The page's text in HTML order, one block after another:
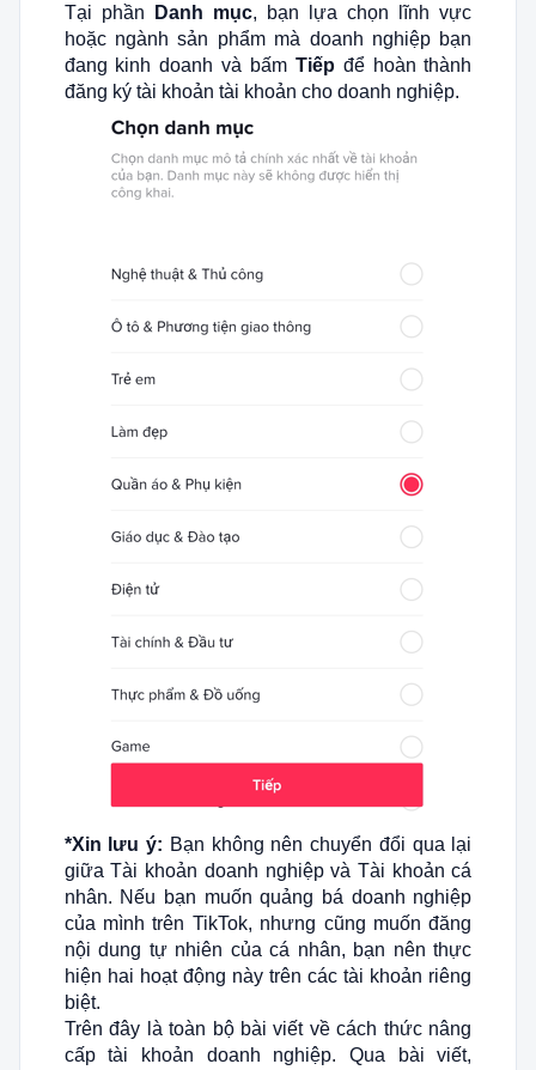
Tại phần
Danh mục, bạn lựa chọn lĩnh vực
hoặc ngành sản phẩm mà doanh nghiệp bạn
đang kinh doanh và bấm Tiếp để hoàn thành
đăng ký tài khoản tài khoản cho doanh nghiệp.
*Xin lưu ý: Bạn không nên chuyển đổi qua lại
giữa Tài khoản doanh nghiệp và Tài khoản cá
nhân. Nếu bạn muốn quảng bá doanh nghiệp
của mình trên TikTok, nhưng cũng muốn đăng
nội dung tự nhiên của cá nhân, bạn nên thực
hiện hai hoạt động này trên các tài khoản riêng
biệt.
Trên đây là toàn bộ bài viết về cách thức nâng
cấp tài khoản doanh nghiệp. Qua bài viết,